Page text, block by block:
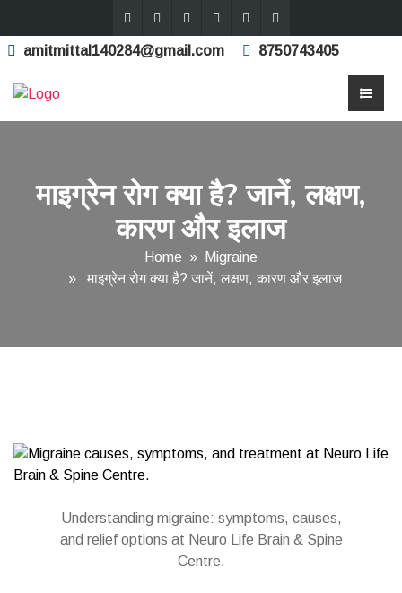
amitmittal140284@gmail.com 8750743405
माइग्रेन रोग क्या है? जानें, लक्षण,
कारण और इलाज
Home »
Migraine
» माइग्रेन रोग क्या है? जानें, लक्षण, कारण और इलाज
Understanding migraine: symptoms, causes,
and relief options at Neuro Life Brain & Spine
Centre.